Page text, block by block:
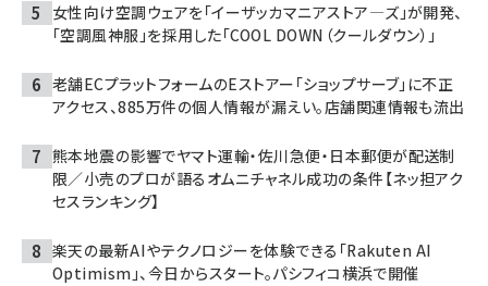
女性向け空調ウェアを「イーザッカマニアストア―ズ」が開発、
「空調風神服」を採用した「COOL DOWN（クールダウン）」
老舗ECプラットフォームのEストアー「ショップサーブ」に不正
アクセス、885万件の個人情報が漏えい。店舗関連情報も流出
熊本地震の影響でヤマト運輸・佐川急便・日本郵便が配送制
限／小売のプロが語るオムニチャネル成功の条件【ネッ担アク
セスランキング】
楽天の最新AIやテクノロジーを体験できる「Rakuten AI
Optimism」、今日からスタート。パシフィコ横浜で開催